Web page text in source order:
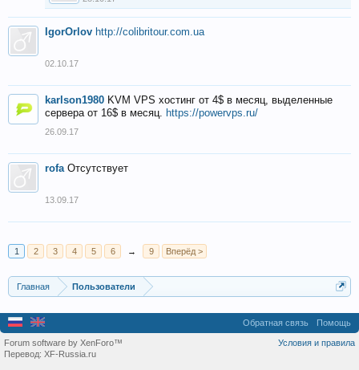
IgorOrlov http://colibritour.com.ua
02.10.17
karlson1980 KVM VPS хостинг от 4$ в месяц, выделенные
сервера от 16$ в месяц. https://powervps.ru/
26.09.17
rofa Отсутствует
13.09.17
1 2 3 4 5 6 → 9 Вперёд >
Главная Пользователи
Обратная связь Помощь
Условия и правила
Forum software by XenForo™
Перевод: XF-Russia.ru